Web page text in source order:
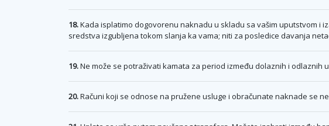
18.Kada isplatimo dogovorenu naknadu u skladu sa vašim uputstvom i
sredstva izgubljena tokom slanja ka vama; niti za posledice davanja
19.Ne može se potraživati kamata za period između dolaznih i
20.Računi koji se odnose na pružene usluge i obračunate naknade se